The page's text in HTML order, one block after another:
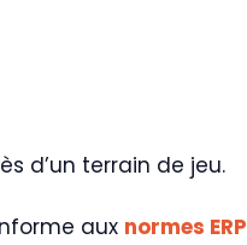
d’un terrain de jeu.
aux normes ERP